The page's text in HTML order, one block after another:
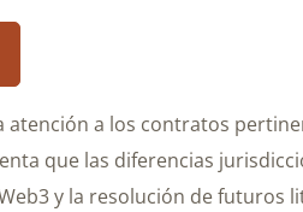
atención a los contratos
que las diferencias
y la resolución de futuros